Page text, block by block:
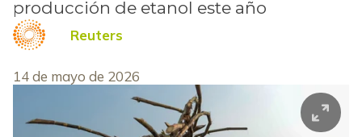
producción de etanol este año
Reuters
14 de mayo de 2026